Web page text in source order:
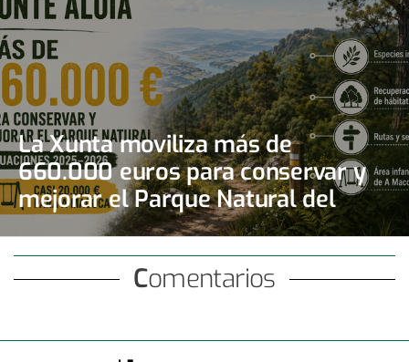
La Xunta moviliza más de
660.000 euros para conservar y
mejorar el Parque Natural del
Monte Aloia
Comentarios